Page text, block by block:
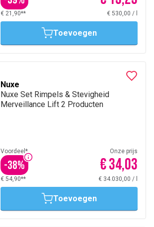
€ 21,90** € 530,00 /
Toevoegen
Nuxe
Nuxe Set Rimpels & Stevigheid
Merveillance Lift 2 Producten
Voordeel*
-38%
Onze prijs
€ 34,03
€ 54,90** € 34.030,00 /
Toevoegen